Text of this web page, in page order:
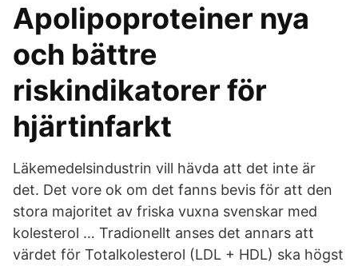
Apolipoproteiner nya
och bättre
riskindikatorer för
hjärtinfarkt
Läkemedelsindustrin vill hävda att det inte är
det. Det vore ok om det fanns bevis för att den
stora majoritet av friska vuxna svenskar med
kolesterol … Tradionellt anses det annars att
värdet för Totalkolesterol (LDL + HDL) ska högst